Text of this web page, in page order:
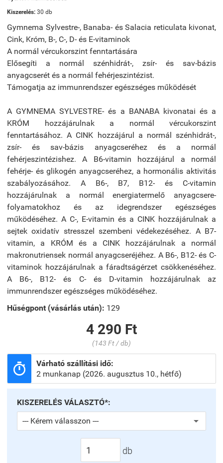
Kiszerelés: 30 db
Gymnema Sylvestre-, Banaba- és Salacia reticulata kivonat,
Cink, Króm, B-, C-, D- és E-vitaminok
A normál vércukorszint fenntartására
Elősegíti a normál szénhidrát-, zsír- és sav-bázis
anyagcserét és a normál fehérjeszintézist.
Támogatja az immunrendszer egészséges működését
A GYMNEMA SYLVESTRE- és a BANABA kivonatai és a
KRÓM hozzájárulnak a normál vércukorszint
fenntartásához. A CINK hozzájárul a normál szénhidrát-,
zsír- és sav-bázis anyagcseréhez és a normál
fehérjeszintézishez. A B6-vitamin hozzájárul a normál
fehérje- és glikogén anyagcseréhez, a hormonális aktivitás
szabályozásához. A B6-, B7, B12- és C-vitamin
hozzájárulnak a normál energiatermelő anyagcsere-
folyamatokhoz és az idegrendszer egészséges
működéséhez. A C-, E-vitamin és a CINK hozzájárulnak a
sejtek oxidatív stresszel szembeni védekezéséhez. A B7-
vitamin, a KRÓM és a CINK hozzájárulnak a normál
makronutriensek normál anyagcseréjéhez. A B6-, B12- és C-
vitaminok hozzájárulnak a fáradtságérzet csökkenéséhez.
A B6-, B12- és C- és D-vitamin hozzájárulnak az
immunrendszer egészséges működéséhez.
Hűségpont (vásárlás után): 129
4 290 Ft
(143 Ft / db)

Várható szállítási idő:
2 munkanap (2026. augusztus 10., hétfő)
KISZERELÉS VÁLASZTÓ*:
db